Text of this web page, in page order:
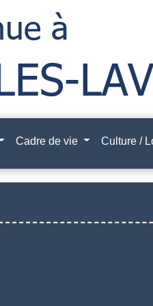
Cadre de vie Culture /